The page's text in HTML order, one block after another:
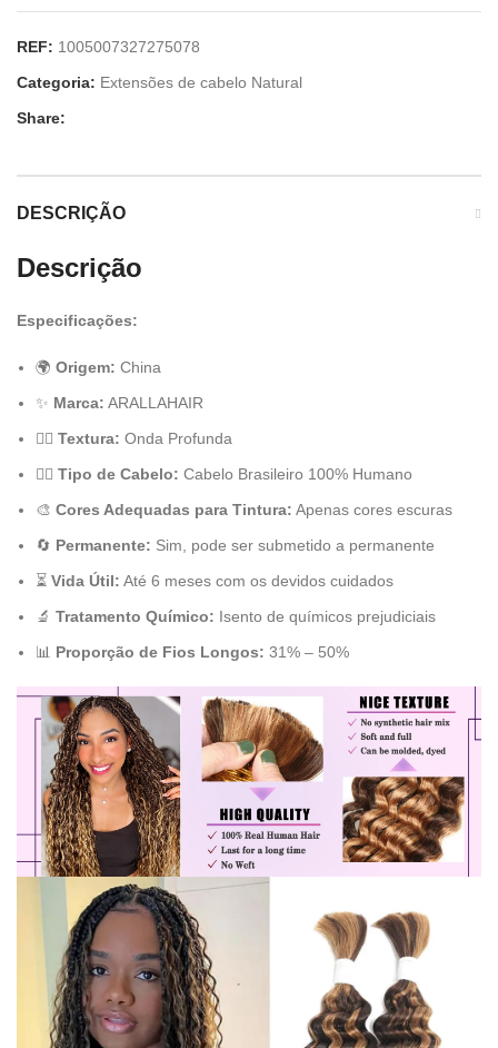
REF: 1005007327275078
Categoria: Extensões de cabelo Natural
Share:
DESCRIÇÃO
Descrição
Especificações:
🌍 Origem: China
✨ Marca: ARALLAHAIR
💁‍♀️ Textura: Onda Profunda
💇‍♀️ Tipo de Cabelo: Cabelo Brasileiro 100% Humano
🎨 Cores Adequadas para Tintura: Apenas cores escuras
🔄 Permanente: Sim, pode ser submetido a permanente
⏳ Vida Útil: Até 6 meses com os devidos cuidados
🔬 Tratamento Químico: Isento de químicos prejudiciais
📊 Proporção de Fios Longos: 31% – 50%